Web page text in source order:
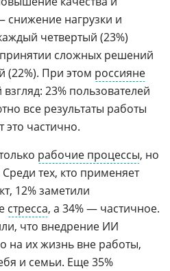
снижение нагрузки и
четвертый (23%)
сложных решений
(22%). При этом россияне
23% пользователей
все результаты работы
это частично.
рабочие процессы, но
тех, кто применяет
12% заметили
стресса, а 34% — частичное.
что внедрение ИИ
на их жизнь вне работы,
и семьи. Еще 35%